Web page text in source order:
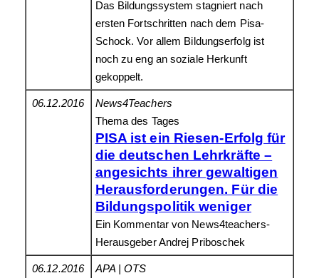
Das Bildungssystem stagniert nach
ersten Fortschritten nach dem Pisa-
Schock. Vor allem Bildungserfolg ist
noch zu eng an soziale Herkunft
gekoppelt.
06.12.2016
News4Teachers
Thema des Tages
PISA ist ein Riesen-Erfolg für
die deutschen Lehrkräfte –
angesichts ihrer gewaltigen
Herausforderungen. Für die
Bildungspolitik weniger
Ein Kommentar von News4teachers-
Herausgeber Andrej Priboschek
06.12.2016
APA | OTS